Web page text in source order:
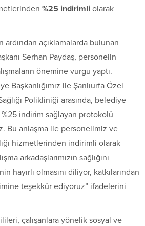
%25 indirimli olarak
açıklamalarda bulunan
Serhan Paydaş, personelin
önemine vurgu yaptı.
Başkanlığımız ile Şanlıurfa Özel
Polikliniği arasında, belediye
indirim sağlayan protokolü
Bu anlaşma ile personelimiz ve
hizmetlerinden indirimli olarak
arkadaşlarımızın sağlığını
hayırlı olmasını diliyor, katkılarından
teşekkür ediyoruz” ifadelerini
çalışanlara yönelik sosyal ve